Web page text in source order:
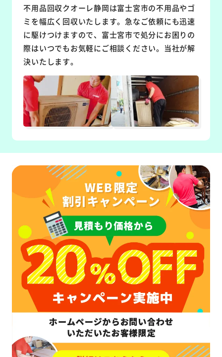
不用品回収クオーレ静岡は富士宮市の不用品やゴ
ミを幅広く回収いたします。急なご依頼にも迅速
に駆けつけますので、富士宮市で処分にお困りの
際はいつでもお気軽にご相談ください。当社が解
決いたします。